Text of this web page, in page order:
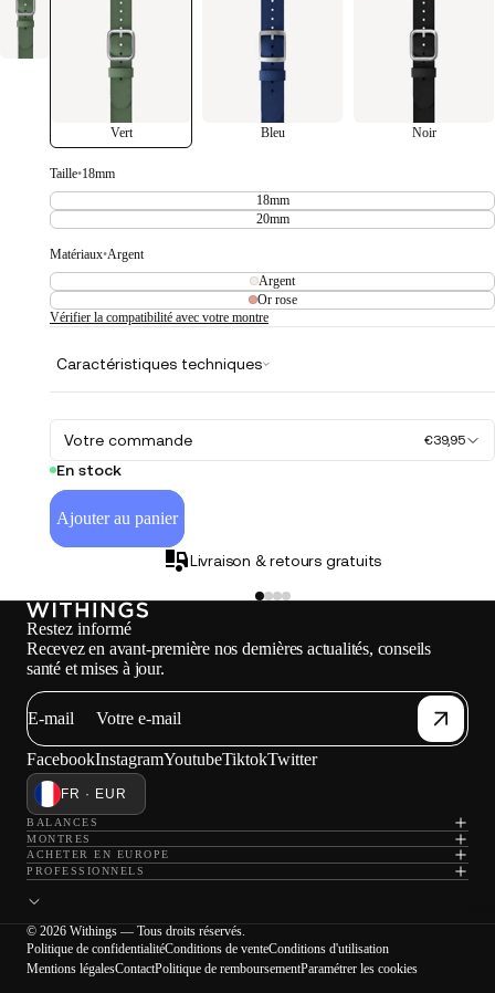
Vert Bleu Noir
Taille•18mm
18mm
20mm
Matériaux•Argent
Argent
Or rose
Vérifier la compatibilité avec votre montre
Caractéristiques techniques
Votre commande €39,95
En stock
Ajouter au panier
Livraison & retours gratuits
Restez informé
Recevez en avant-première nos dernières actualités, conseils
santé et mises à jour.
E-mail
FacebookInstagramYoutubeTiktokTwitter
FR · EUR
BALANCES
MONTRES
ACHETER EN EUROPE
PROFESSIONNELS
© 2026 Withings — Tous droits réservés.
Politique de confidentialitéConditions de venteConditions d'utilisation
Mentions légalesContactPolitique de remboursementParamétrer les cookies